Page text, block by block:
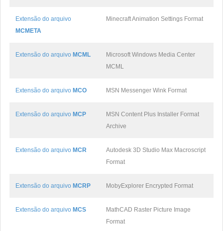
Extensão do arquivo
MCMETA
Minecraft Animation Settings Format
Extensão do arquivo MCML
Microsoft Windows Media Center
MCML
Extensão do arquivo MCO MSN Messenger Wink Format
Extensão do arquivo MCP
MSN Content Plus Installer Format
Archive
Extensão do arquivo MCR
Autodesk 3D Studio Max Macroscript
Format
Extensão do arquivo MCRP MobyExplorer Encrypted Format
Extensão do arquivo MCS
MathCAD Raster Picture Image
Format